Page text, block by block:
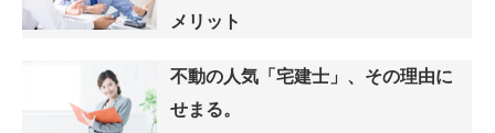
メリット
不動の人気「宅建士」、その理由に
せまる。